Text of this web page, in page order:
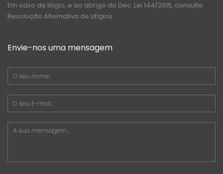
Em caso de litígio, e ao abrigo do Dec. Lei 144/2015, consulte:
Resolução Alternativa de Litígios
Envie-nos uma mensagem